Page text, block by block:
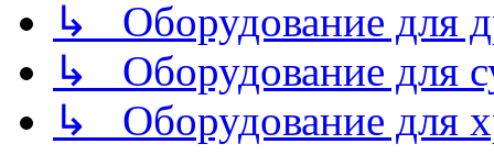
↳ Оборудование для
↳ Оборудование для
↳ Оборудование для